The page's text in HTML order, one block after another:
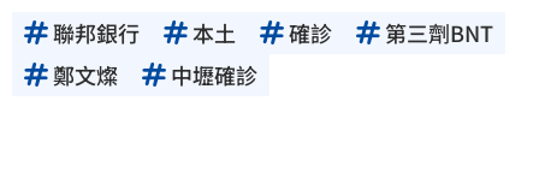
聯邦銀行 本土 確診
第三劑BNT
鄭文燦
中壢確診